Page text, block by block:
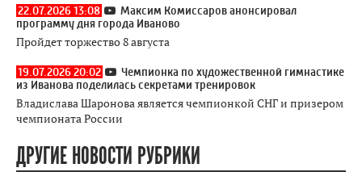
22.07.2026 13:08
Максим Комиссаров анонсировал
программу дня города Иваново
Пройдет торжество 8 августа
19.07.2026 20:02
Чемпионка по художественной гимнастике
из Иванова поделилась секретами тренировок
Владислава Шаронова является чемпионкой СНГ и призером
чемпионата России
ДРУГИЕ НОВОСТИ РУБРИКИ